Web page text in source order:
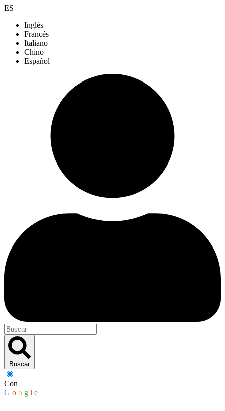
ES
Inglés
Francés
Italiano
Chino
Español
Buscar
Con
G o o g l e